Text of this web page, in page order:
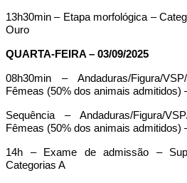
13h30min – Etapa morfológica –
Ouro
QUARTA-FEIRA – 03/09/2025
08h30min – Andaduras/Figura/
Fêmeas (50% dos animais admitidos)
Sequência – Andaduras/Figura/
Fêmeas (50% dos animais admitidos)
14h – Exame de admissão –
Categorias A